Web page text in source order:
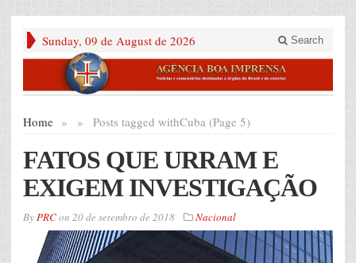
Sunday, 09 de August de 2026 Search
Home » Posts tagged with
» Cuba (Page 5)
FATOS QUE URRAM E
EXIGEM INVESTIGAÇÃO
ByPRCon 20 de setembro de 2018 Nacional